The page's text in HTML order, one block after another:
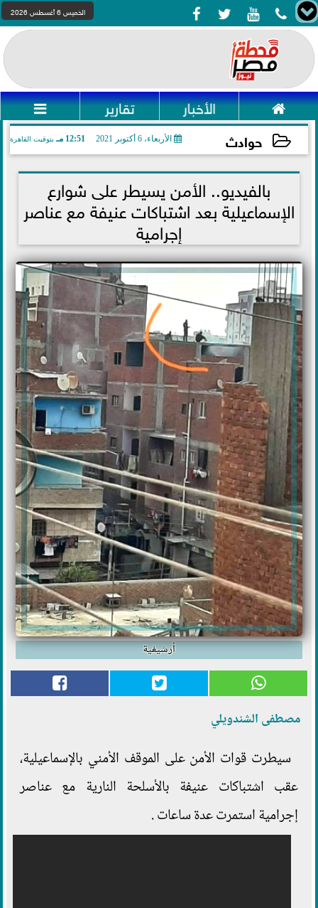
    الخميس 6 أغسطس 2026
 الأخبار تقارير 
حوادث الأربعاء، 6 أكتوبر 2021 12:51 مـ بتوقيت القاهرة
2021-10-06 12:51:44بالفيديو.. الأمن يسيطر على شوارع
الإسماعيلية بعد اشتباكات عنيفة مع عناصر
إجرامية
أرشيفية
مصطفى الشندويلي
سيطرت قوات الأمن على الموقف الأمني بالإسماعيلية،
عقب اشتباكات عنيفة بالأسلحة النارية مع عناصر
إجرامية استمرت عدة ساعات .